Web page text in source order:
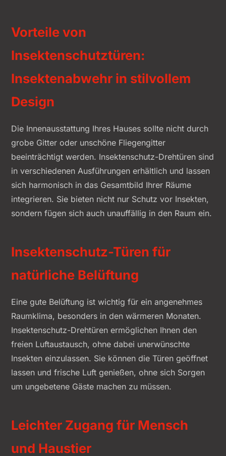
Vorteile von
Insektenschutztüren:
Insektenabwehr in stilvollem
Design
Die Innenausstattung Ihres Hauses sollte nicht durch
grobe Gitter oder unschöne Fliegengitter
beeinträchtigt werden. Insektenschutz-Drehtüren sind
in verschiedenen Ausführungen erhältlich und lassen
sich harmonisch in das Gesamtbild Ihrer Räume
integrieren. Sie bieten nicht nur Schutz vor Insekten,
sondern fügen sich auch unauffällig in den Raum ein.
Insektenschutz-Türen für
natürliche Belüftung
Eine gute Belüftung ist wichtig für ein angenehmes
Raumklima, besonders in den wärmeren Monaten.
Insektenschutz-Drehtüren ermöglichen Ihnen den
freien Luftaustausch, ohne dabei unerwünschte
Insekten einzulassen. Sie können die Türen geöffnet
lassen und frische Luft genießen, ohne sich Sorgen
um ungebetene Gäste machen zu müssen.
Leichter Zugang für Mensch
und Haustier